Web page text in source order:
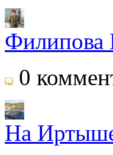
Филипова
0
На